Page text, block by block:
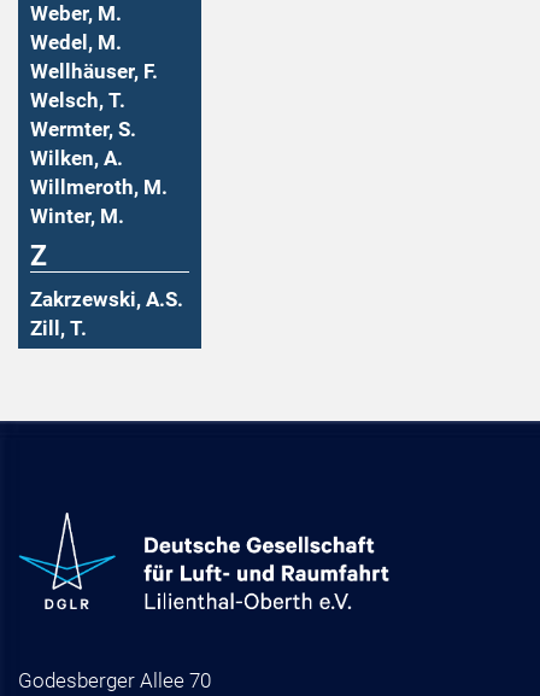
Weber, M.
Wedel, M.
Wellhäuser, F.
Welsch, T.
Wermter, S.
Wilken, A.
Willmeroth, M.
Winter, M.
Z
Zakrzewski, A.S.
Zill, T.
Godesberger Allee 70